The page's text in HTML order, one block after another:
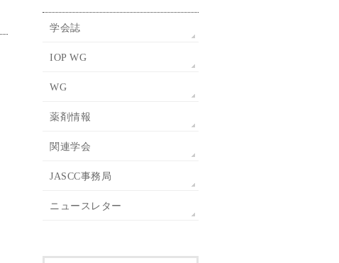
学会誌
IOP WG
WG
薬剤情報
関連学会
JASCC事務局
ニュースレター